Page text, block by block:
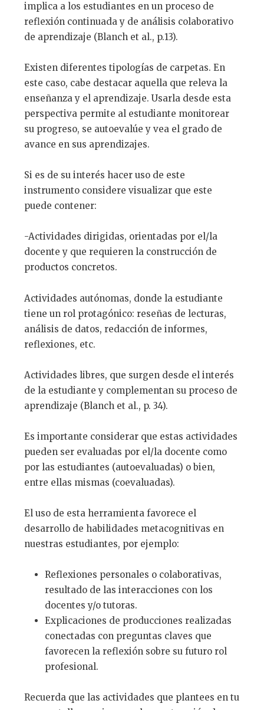
implica a los estudiantes en un proceso de
reflexión continuada y de análisis colaborativo
de aprendizaje (Blanch et al., p.13).
Existen diferentes tipologías de carpetas. En
este caso, cabe destacar aquella que releva la
enseñanza y el aprendizaje. Usarla desde esta
perspectiva permite al estudiante monitorear
su progreso, se autoevalúe y vea el grado de
avance en sus aprendizajes.
Si es de su interés hacer uso de este
instrumento considere visualizar que este
puede contener:
-Actividades dirigidas, orientadas por el/la
docente y que requieren la construcción de
productos concretos.
Actividades autónomas, donde la estudiante
tiene un rol protagónico: reseñas de lecturas,
análisis de datos, redacción de informes,
reflexiones, etc.
Actividades libres, que surgen desde el interés
de la estudiante y complementan su proceso de
aprendizaje (Blanch et al., p. 34).
Es importante considerar que estas actividades
pueden ser evaluadas por el/la docente como
por las estudiantes (autoevaluadas) o bien,
entre ellas mismas (coevaluadas).
El uso de esta herramienta favorece el
desarrollo de habilidades metacognitivas en
nuestras estudiantes, por ejemplo:
Reflexiones personales o colaborativas,
resultado de las interacciones con los
docentes y/o tutoras.
Explicaciones de producciones realizadas
conectadas con preguntas claves que
favorecen la reflexión sobre su futuro rol
profesional.
Recuerda que las actividades que plantees en tu